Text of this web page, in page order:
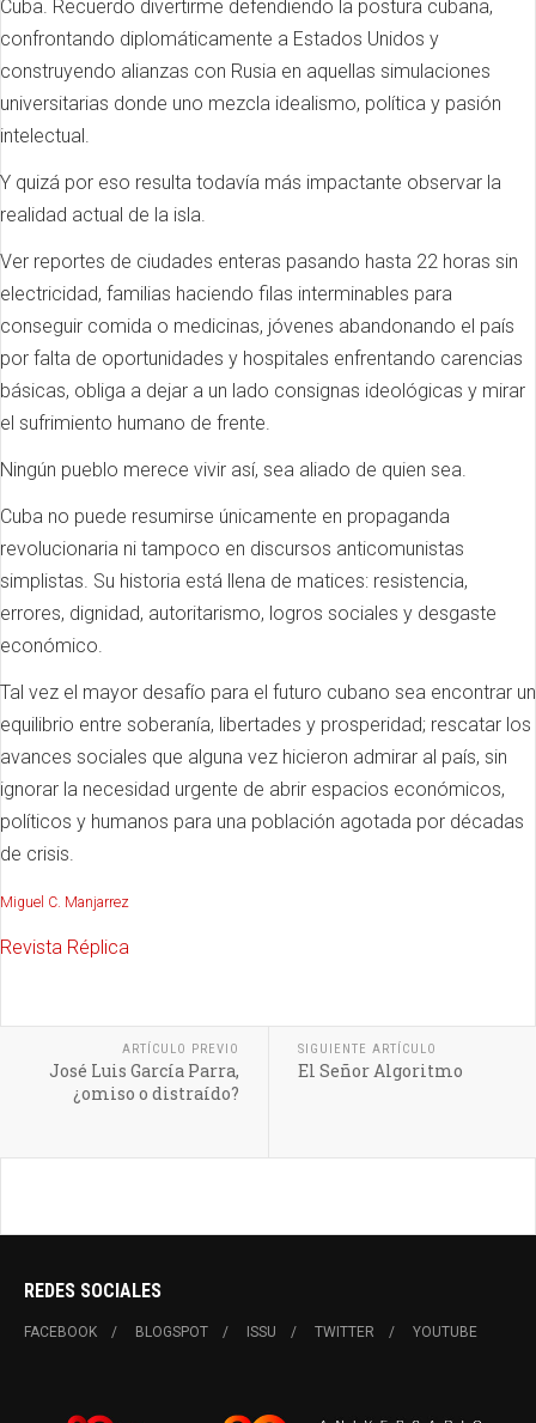
Cuba. Recuerdo divertirme defendiendo la postura cubana,
confrontando diplomáticamente a Estados Unidos y
construyendo alianzas con Rusia en aquellas simulaciones
universitarias donde uno mezcla idealismo, política y pasión
intelectual.
Y quizá por eso resulta todavía más impactante observar la
realidad actual de la isla.
Ver reportes de ciudades enteras pasando hasta 22 horas sin
electricidad, familias haciendo filas interminables para
conseguir comida o medicinas, jóvenes abandonando el país
por falta de oportunidades y hospitales enfrentando carencias
básicas, obliga a dejar a un lado consignas ideológicas y mirar
el sufrimiento humano de frente.
Ningún pueblo merece vivir así, sea aliado de quien sea.
Cuba no puede resumirse únicamente en propaganda
revolucionaria ni tampoco en discursos anticomunistas
simplistas. Su historia está llena de matices: resistencia,
errores, dignidad, autoritarismo, logros sociales y desgaste
económico.
Tal vez el mayor desafío para el futuro cubano sea encontrar un
equilibrio entre soberanía, libertades y prosperidad; rescatar los
avances sociales que alguna vez hicieron admirar al país, sin
ignorar la necesidad urgente de abrir espacios económicos,
políticos y humanos para una población agotada por décadas
de crisis.
Miguel C. Manjarrez
Revista Réplica
ARTÍCULO PREVIO
José Luis García Parra,
¿omiso o distraído?
SIGUIENTE ARTÍCULO
El Señor Algoritmo
REDES SOCIALES
FACEBOOK BLOGSPOT ISSU TWITTER YOUTUBE